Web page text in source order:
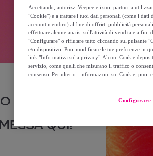
SICURI
QUI!
Accettando, autorizzi Veepee e i suoi partner a
"Cookie") e a trattare i tuoi dati personali (come i
account membro) al fine di offrirti pubblicità
effettuare alcune analisi sull'attività di vendita e a fini
"Configurare" o rifiutare tutto cliccando sul pulsante
e/o dispositivo. Puoi modificare le tue preferenze in
link "Informativa sulla privacy". Alcuni Cookie
servizio, come quelli che misurano il traffico o
consenso. Per ulteriori informazioni sui Cookie, puoi
Configurare